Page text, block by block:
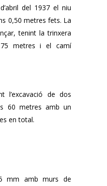
del 1937 el niu
0,50 metres fets. La
tenint la trinxera
75 metres i el camí
l’excavació de dos
60 metres amb un
en total.
mm amb murs de